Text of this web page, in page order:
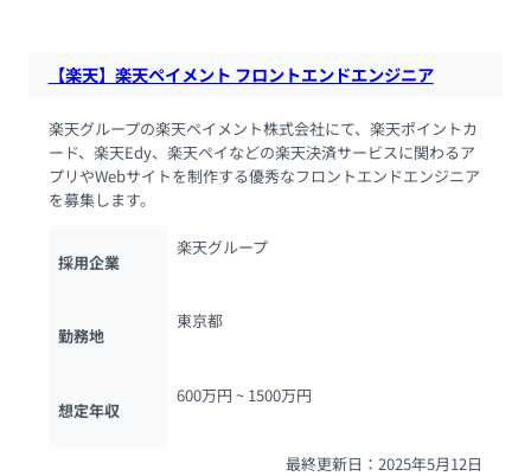
【楽天】楽天ペイメント フロントエンドエンジニア
楽天グループの楽天ペイメント株式会社にて、楽天ポイントカ
ード、楽天Edy、楽天ペイなどの楽天決済サービスに関わるア
プリやWebサイトを制作する優秀なフロントエンドエンジニア
を募集します。
採用企業
楽天グループ
勤務地
東京都
想定年収
600万円 ~ 1500万円
最終更新日：2025年5月12日